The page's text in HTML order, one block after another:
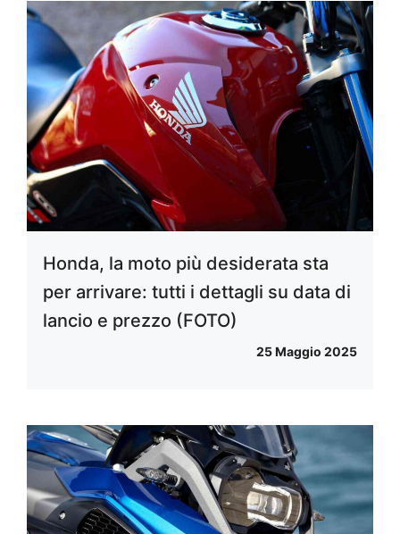
Honda, la moto più desiderata sta
per arrivare: tutti i dettagli su data di
lancio e prezzo (FOTO)
25 Maggio 2025